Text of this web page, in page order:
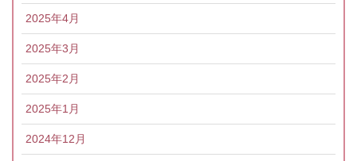
2025年4月
2025年3月
2025年2月
2025年1月
2024年12月